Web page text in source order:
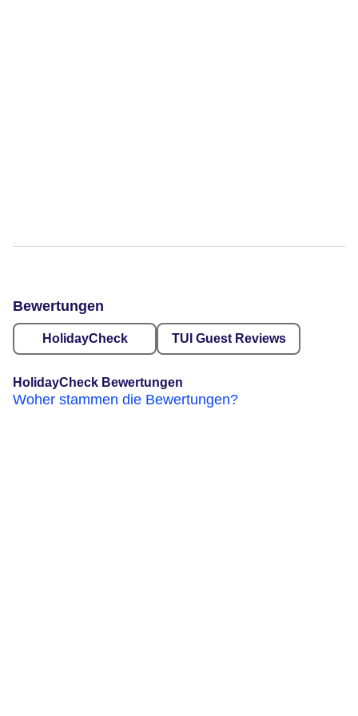
Bewertungen
HolidayCheck TUI Guest Reviews
HolidayCheck Bewertungen
Woher stammen die Bewertungen?